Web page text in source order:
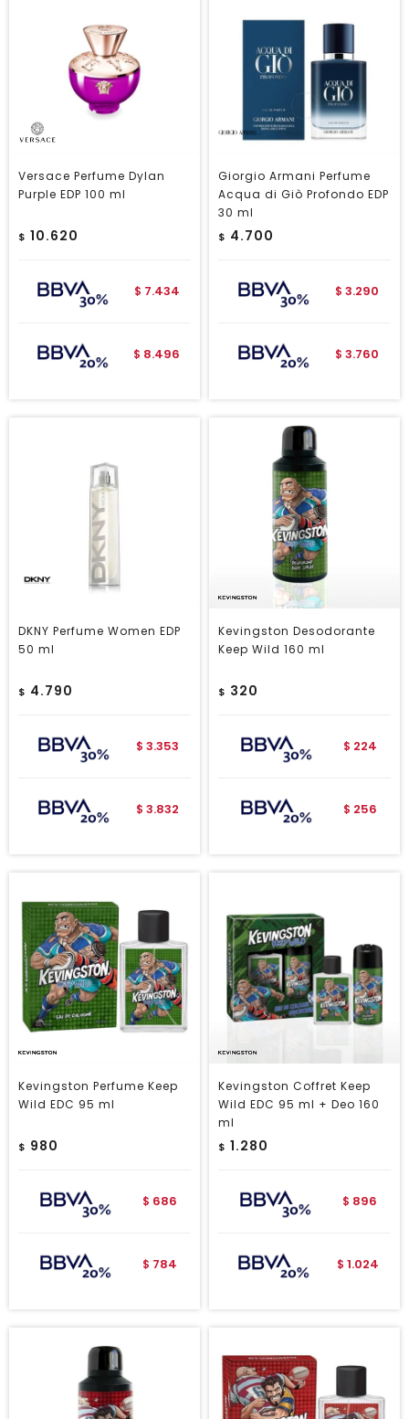
Versace Perfume Dylan
Purple EDP 100 ml
$ 10.620
$ 7.434
$ 8.496
Giorgio Armani Perfume
Acqua di Giò Profondo EDP
30 ml
$ 4.700
$ 3.290
$ 3.760
DKNY Perfume Women EDP
50 ml
$ 4.790
$ 3.353
$ 3.832
Kevingston Desodorante
Keep Wild 160 ml
$ 320
$ 224
$ 256
Kevingston Perfume Keep
Wild EDC 95 ml
$ 980
$ 686
$ 784
Kevingston Coffret Keep
Wild EDC 95 ml + Deo 160
ml
$ 1.280
$ 896
$ 1.024